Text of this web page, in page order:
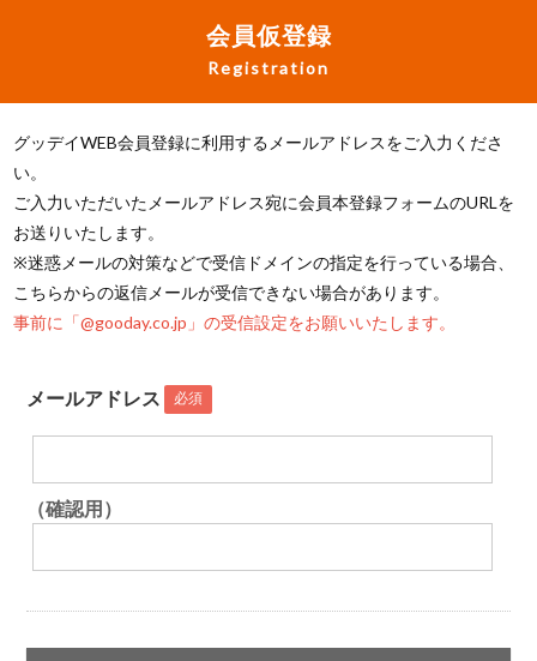
会員仮登録
Registration
グッデイWEB会員登録に利用するメールアドレスをご入力くださ
い。
ご入力いただいたメールアドレス宛に会員本登録フォームのURLを
お送りいたします。
※迷惑メールの対策などで受信ドメインの指定を行っている場合、
こちらからの返信メールが受信できない場合があります。
事前に「@gooday.co.jp」の受信設定をお願いいたします。
メールアドレス 必須
（確認用）